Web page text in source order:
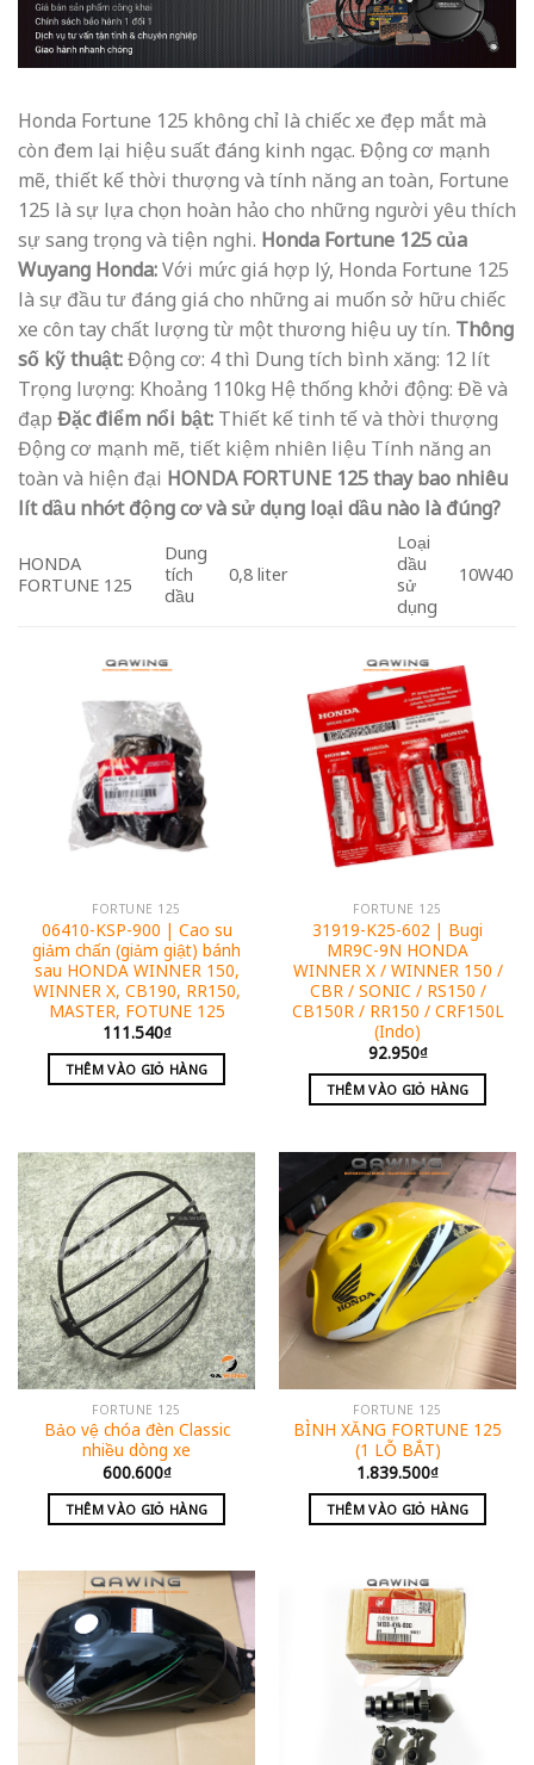
Honda Fortune 125 không chỉ là chiếc xe đẹp mắt mà
còn đem lại hiệu suất đáng kinh ngạc. Động cơ mạnh
mẽ, thiết kế thời thượng và tính năng an toàn, Fortune
125 là sự lựa chọn hoàn hảo cho những người yêu thích
sự sang trọng và tiện nghi. Honda Fortune 125 của
Wuyang Honda:Với mức giá hợp lý, Honda Fortune 125
là sự đầu tư đáng giá cho những ai muốn sở hữu chiếc
xe côn tay chất lượng từ một thương hiệu uy tín. Thông
số kỹ thuật:Động cơ: 4 thì Dung tích bình xăng: 12 lít
Trọng lượng: Khoảng 110kg Hệ thống khởi động: Đề và
đạp Đặc điểm nổi bật: Thiết kế tinh tế và thời thượng
Động cơ mạnh mẽ, tiết kiệm nhiên liệu Tính năng an
toàn và hiện đại HONDA FORTUNE 125 thay bao nhiêu
lít dầu nhớt động cơ và sử dụng loại dầu nào là đúng?
HONDA
FORTUNE 125
Dung
tích
dầu
0,8 liter
Loại
dầu
sử
dụng
10W40
FORTUNE 125
06410-KSP-900 | Cao su
giảm chấn (giảm giật) bánh
sau HONDA WINNER 150,
WINNER X, CB190, RR150,
MASTER, FOTUNE 125
111.540₫
THÊM VÀO GIỎ HÀNG
FORTUNE 125
31919-K25-602 | Bugi
MR9C-9N HONDA
WINNER X / WINNER 150 /
CBR / SONIC / RS150 /
CB150R / RR150 / CRF150L
(Indo)
92.950₫
THÊM VÀO GIỎ HÀNG
FORTUNE 125
Bảo vệ chóa đèn Classic
nhiều dòng xe
600.600₫
THÊM VÀO GIỎ HÀNG
FORTUNE 125
BÌNH XĂNG FORTUNE 125
(1 LỖ BẮT)
1.839.500₫
THÊM VÀO GIỎ HÀNG